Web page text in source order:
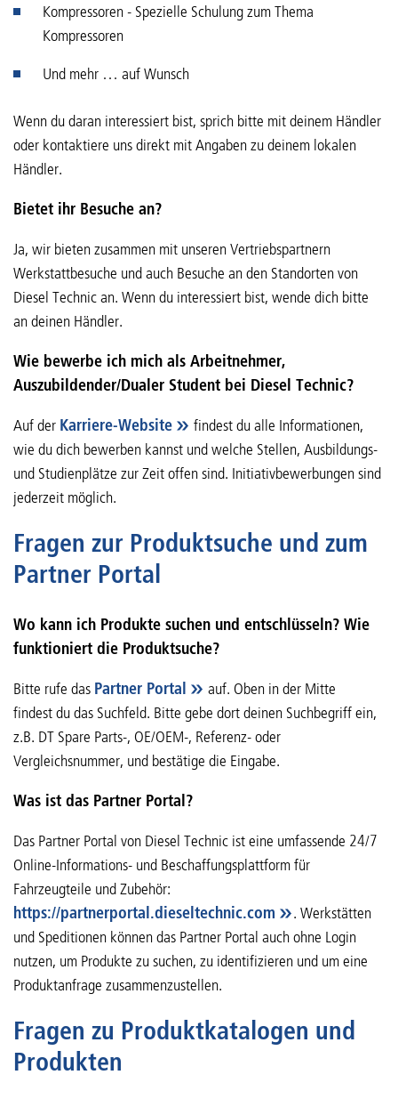
Kompressoren - Spezielle Schulung zum Thema
Kompressoren
Und mehr … auf Wunsch
Wenn du daran interessiert bist, sprich bitte mit deinem Händler
oder kontaktiere uns direkt mit Angaben zu deinem lokalen
Händler.
Bietet ihr Besuche an?
Ja, wir bieten zusammen mit unseren Vertriebspartnern
Werkstattbesuche und auch Besuche an den Standorten von
Diesel Technic an. Wenn du interessiert bist, wende dich bitte
an deinen Händler.
Wie bewerbe ich mich als Arbeitnehmer,
Auszubildender/Dualer Student bei Diesel Technic?
Auf der Karriere-Website
findest du alle Informationen,
wie du dich bewerben kannst und welche Stellen, Ausbildungs-
und Studienplätze zur Zeit offen sind. Initiativbewerbungen sind
jederzeit möglich.
Fragen zur Produktsuche und zum
Partner Portal
Wo kann ich Produkte suchen und entschlüsseln? Wie
funktioniert die Produktsuche?
Bitte rufe das Partner Portal
auf. Oben in der Mitte
findest du das Suchfeld. Bitte gebe dort deinen Suchbegriff ein,
z.B. DT Spare Parts-, OE/OEM-, Referenz- oder
Vergleichsnummer, und bestätige die Eingabe.
Was ist das Partner Portal?
Das Partner Portal von Diesel Technic ist eine umfassende 24/7
Online-Informations- und Beschaffungsplattform für
Fahrzeugteile und Zubehör:
https://partnerportal.dieseltechnic.com
. Werkstätten
und Speditionen können das Partner Portal auch ohne Login
nutzen, um Produkte zu suchen, zu identifizieren und um eine
Produktanfrage zusammenzustellen.
Fragen zu Produktkatalogen und
Produkten